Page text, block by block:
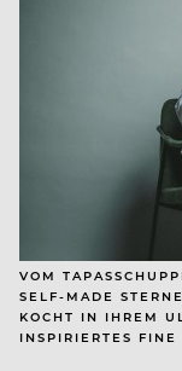
VOM
SELF-MADE
KOCHT IN IHREM
INSPIRIERTES FINE